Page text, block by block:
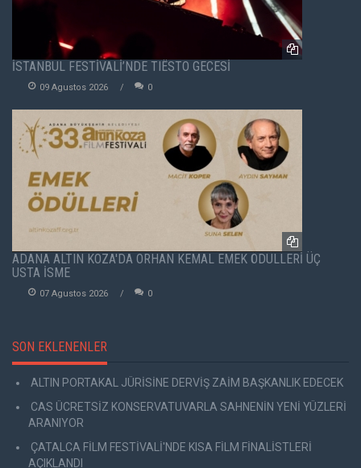
İSTANBUL FESTİVALİ’NDE TIËSTO GECESİ
09 Agustos 2026 0
ADANA ALTIN KOZA'DA ORHAN KEMAL EMEK ÖDÜLLERİ ÜÇ
USTA İSME
07 Agustos 2026 0
SON EKLENENLER
ALTIN PORTAKAL JÜRİSİNE DERVİŞ ZAİM BAŞKANLIK EDECEK
CAS ÜCRETSİZ KONSERVATUVARLA SAHNENİN YENİ YÜZLERİ
ARANIYOR
ÇATALCA FİLM FESTİVALİ'NDE KISA FİLM FİNALİSTLERİ
AÇIKLANDI